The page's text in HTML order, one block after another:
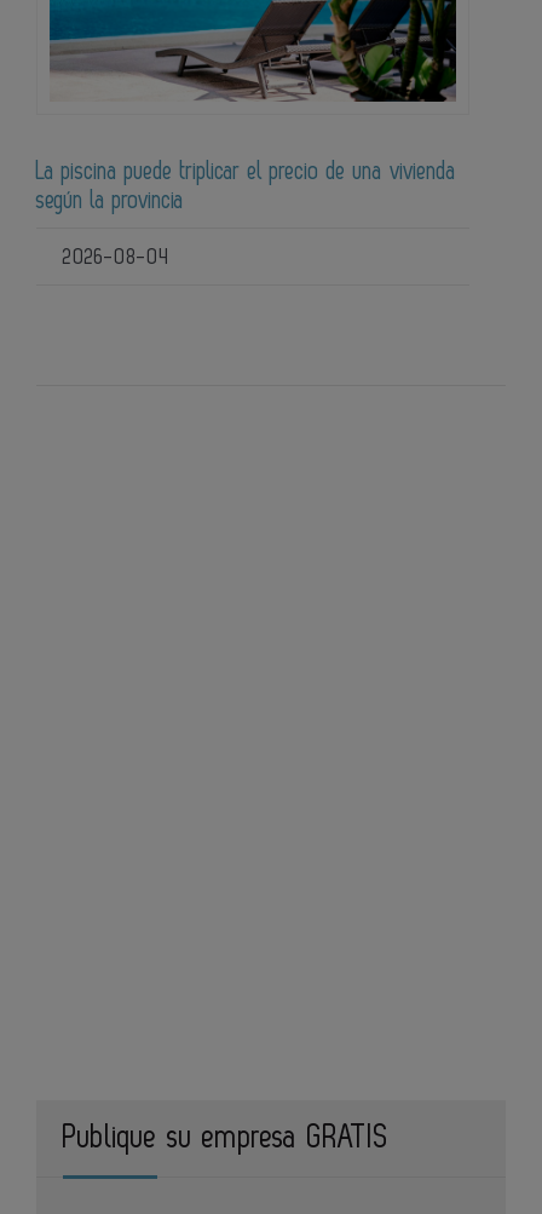
La piscina puede triplicar el precio de una vivienda
según la provincia
2026-08-04
Publique su empresa GRATIS